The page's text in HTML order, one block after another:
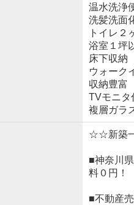
温水洗浄
洗髪洗面
トイレ２
浴室１坪
床下収納
ウォーク
収納豊富
TVモニタ
複層ガラ
☆☆新築
■神奈川
料０円！
■不動産